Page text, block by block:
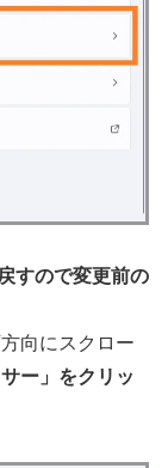
すので変更前の
向にスクロー
ー」をクリッ